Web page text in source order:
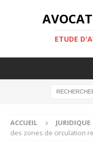
ETUDE
ACCUEIL JURIDIQUE
des zones de circulation